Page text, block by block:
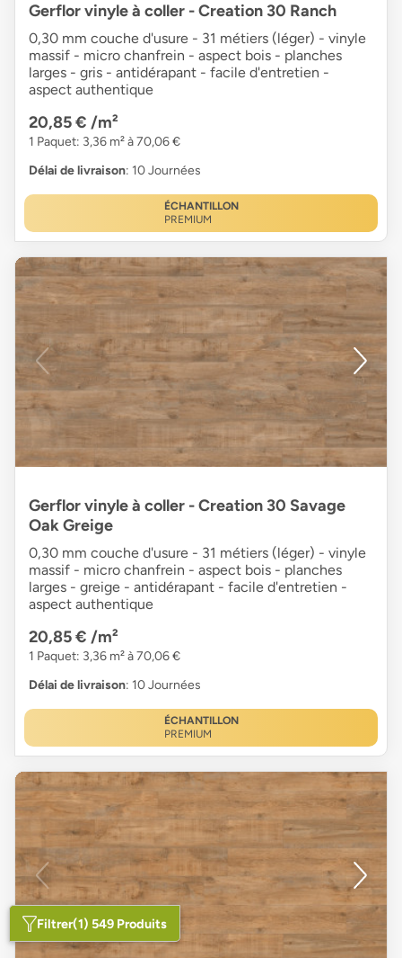
Gerflor vinyle à coller - Creation 30 Ranch
0,30 mm couche d'usure - 31 métiers (léger) - vinyle
massif - micro chanfrein - aspect bois - planches
larges - gris - antidérapant - facile d'entretien -
aspect authentique
20,85 € /m²
1 Paquet: 3,36 m² à 70,06 €
Délai de livraison: 10 Journées
ÉCHANTILLON
PREMIUM
Gerflor vinyle à coller - Creation 30 Savage
Oak Greige
0,30 mm couche d'usure - 31 métiers (léger) - vinyle
massif - micro chanfrein - aspect bois - planches
larges - greige - antidérapant - facile d'entretien -
aspect authentique
20,85 € /m²
1 Paquet: 3,36 m² à 70,06 €
Délai de livraison: 10 Journées
ÉCHANTILLON
PREMIUM
Filtrer(1) 549 Produits